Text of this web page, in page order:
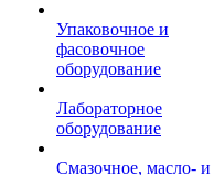
Упаковочное и
фасовочное
оборудование
Лабораторное
оборудование
Смазочное, масло- и